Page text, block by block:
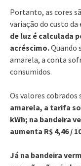
Portanto, as cores
variação do custo da
de luz é calculada
acréscimo.Quando
amarela, a conta
consumidos.
Os valores cobrados
amarela, a tarifa
kWh; na bandeira
aumenta R$ 4,46 /
Já na bandeira